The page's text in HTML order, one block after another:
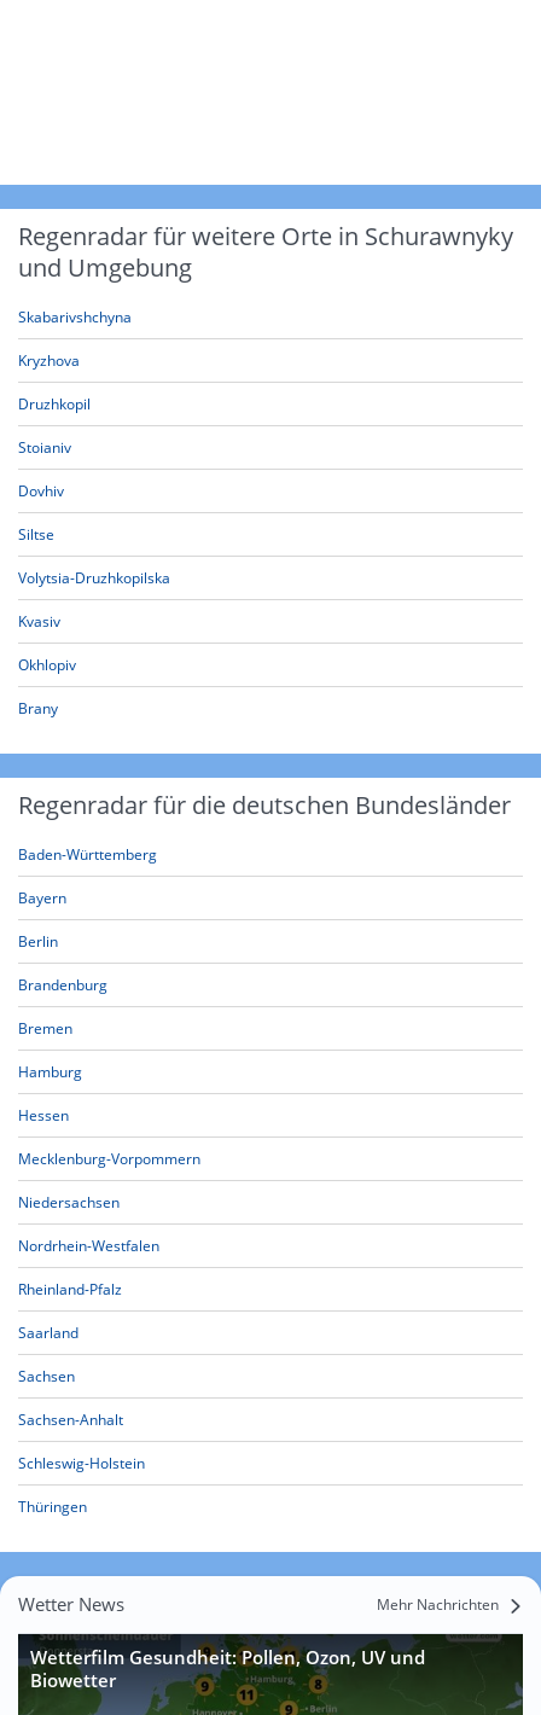
Regenradar für weitere Orte in Schurawnyky
und Umgebung
Skabarivshchyna
Kryzhova
Druzhkopil
Stoianiv
Dovhiv
Siltse
Volytsia-Druzhkopilska
Kvasiv
Okhlopiv
Brany
Regenradar für die deutschen Bundesländer
Baden-Württemberg
Bayern
Berlin
Brandenburg
Bremen
Hamburg
Hessen
Mecklenburg-Vorpommern
Niedersachsen
Nordrhein-Westfalen
Rheinland-Pfalz
Saarland
Sachsen
Sachsen-Anhalt
Schleswig-Holstein
Thüringen
Wetter News Mehr Nachrichten
Wetterfilm Gesundheit: Pollen, Ozon, UV und
Biowetter